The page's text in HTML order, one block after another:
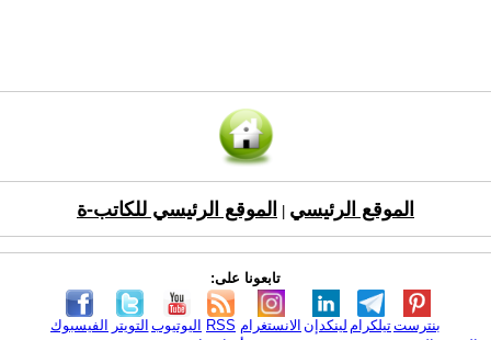
الموقع الرئيسي الموقع الرئيسي للكاتب-ة
تابعونا على:
الفيسبوك التويتر اليوتيوب RSS الانستغرام لينكدإن تيلكرامبنترست